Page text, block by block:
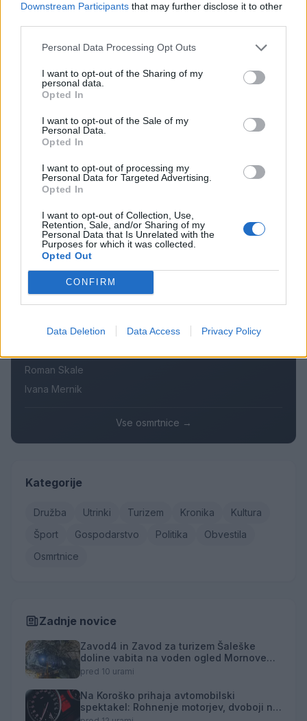
Downstream Participants that may further disclose it to other
Personal Data Processing Opt Outs
I want to opt-out of the Sharing of my
personal data.
Opted In
I want to opt-out of the Sale of my
Personal Data.
Opted In
I want to opt-out of processing my
Personal Data for Targeted Advertising.
Opted In
I want to opt-out of Collection, Use,
Retention, Sale, and/or Sharing of my
Personal Data that Is Unrelated with the
Purposes for which it was collected.
Opted Out
CONFIRM
Data Deletion Data Access Privacy Policy
Vsi dogodki →
Pretep v gostinskem lokalu v Velenju: 46-letnik
moškega udaril s steklenico in ga zabodel
(VIDEO) "Mislil sem, da je konec": Lastnik
velenjske picerije o padcu s padalom na
Hrvaškem
Korošico po pristanku
Na Šaleški cesti v Velenju občanka poškodovala
tri vozila
Prijava pogrešanja razkrila tragedijo: V hiši našli
mrtvega 76-letnika
Osmrtnice
Cvetko Jeseničnik
Roman Skale
Ivana Mernik
Vse osmrtnice →
Kategorije
Družba Utrinki Turizem Kronika
Kultura
Šport
Gospodarstvo Politika
Obvestila
Osmrtnice
Zadnje novice
Zavod4 in Zavod za turizem Šaleške
doline vabita na voden ogled Mornove
zijalke
pred 10 urami
Na Koroško prihaja avtomobilski
spektakel: Rohnenje motorjev, dvoboji na
progah in atraktivni Car Meet